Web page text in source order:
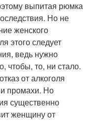
выпитая рюмка
Но не
женского
этого следует
ведь нужно
чтобы, то, ни стало.
от алкоголя
промахи. Но
существенно
женщину от